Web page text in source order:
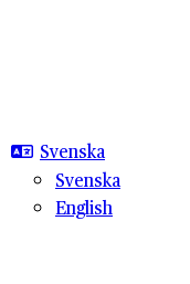
Svenska
Svenska
English